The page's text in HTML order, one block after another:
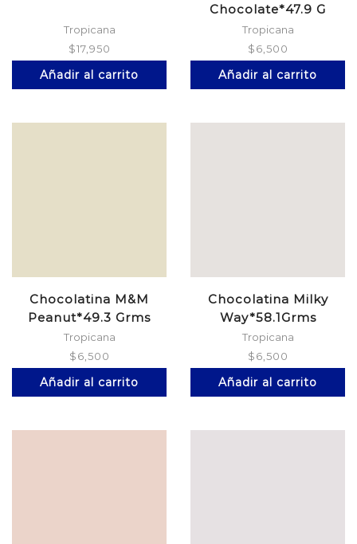
Tropicana
$17,950
Añadir al carrito
Chocolate*47.9 G
Tropicana
$6,500
Añadir al carrito
Chocolatina M&M
Peanut*49.3 Grms
Tropicana
$6,500
Añadir al carrito
Chocolatina Milky
Way*58.1Grms
Tropicana
$6,500
Añadir al carrito